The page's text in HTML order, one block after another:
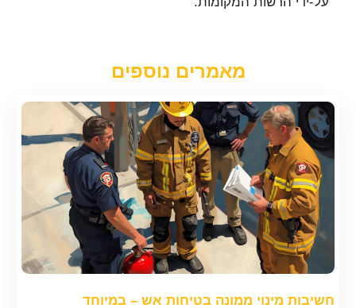
מאמרים נוספים
חשיבות מינוי ממונה בטיחות אש – במיוחד